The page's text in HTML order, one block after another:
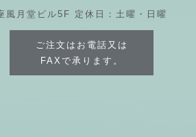
風月堂ビル5F 定休日：土曜・日曜
ご注文はお電話又は
FAXで承ります。